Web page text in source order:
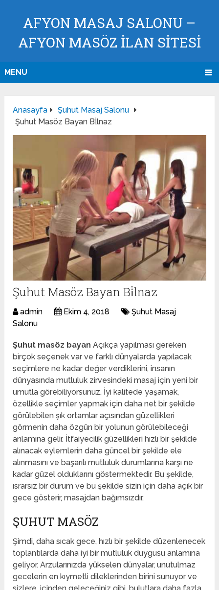
AFYON MASAJ SALONU –
AFYON MASÖZ İLAN SİTESİ
MENU
Anasayfa
Şuhut Masaj Salonu
Şuhut Masöz Bayan Bi̇lnaz
Şuhut Masöz Bayan Bi̇lnaz
admin Ekim 4, 2018
Şuhut Masaj
Salonu
Şuhut masöz bayan Açıkça yapılması gereken
birçok seçenek var ve farklı dünyalarda yapılacak
seçimlere ne kadar değer verdiklerini, insanın
dünyasında mutluluk zirvesindeki masaj için yeni bir
umutla görebiliyorsunuz. İyi kalitede yaşamak,
özellikle seçimler yapmak için daha net bir şekilde
görülebilen şık ortamlar açısından güzellikleri
görmenin daha özgün bir yolunun görülebileceği
anlamına gelir. İtfaiyecilik güzellikleri hızlı bir şekilde
alınacak eylemlerin daha güncel bir şekilde ele
alınmasını ve başarılı mutluluk durumlarına karşı ne
kadar güzel olduklarını göstermektedir. Bu şekilde,
ısrarsız bir durum ve bu şekilde sizin için daha açık bir
gece gösterir, masajdan bağımsızdır.
ŞUHUT MASÖZ
Şimdi, daha sıcak gece, hızlı bir şekilde düzenlenecek
toplantılarda daha iyi bir mutluluk duygusu anlamına
geliyor. Arzularınızda yükselen dünyalar, unutulmaz
gecelerin en kıymetli dileklerinden birini sunuyor ve